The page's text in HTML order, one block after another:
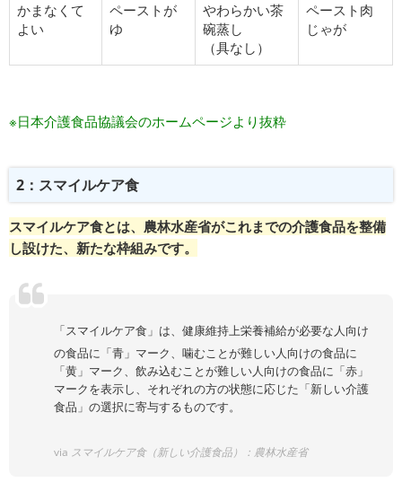
かまなくて
よい
ペーストが
ゆ
やわらかい茶
碗蒸し
（具なし）
ペースト肉
じゃが
※日本介護食品協議会のホームページより抜粋
2：スマイルケア食
スマイルケア食とは、農林水産省がこれまでの介護食品を整備
し設けた、新たな枠組みです。
「スマイルケア食」は、健康維持上栄養補給が必要な人向け
の食品に「青」マーク、噛むことが難しい人向けの食品に
「黄」マーク、飲み込むことが難しい人向けの食品に「赤」
マークを表示し、それぞれの方の状態に応じた「新しい介護
食品」の選択に寄与するものです。
via スマイルケア食（新しい介護食品）：農林水産省